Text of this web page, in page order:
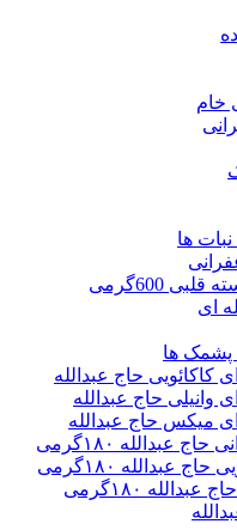
خام
ها
600گرمی
ای
پشمک ها
کاکائویی حاج عبدالله
وانیلی حاج عبدالله
میکس حاج عبدالله
عبدالله ۱۸۰گرمی
عبدالله ۱۸۰گرمی
۱۸۰گرمی